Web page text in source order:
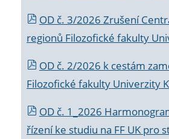
OD č. 3/2026 Zrušení
regionů Filozofické fakulty
OD č. 2/2026 k cestám
Filozofické fakulty Univerzity
OD č. 1_2026
řízení ke studiu na FF UK pro